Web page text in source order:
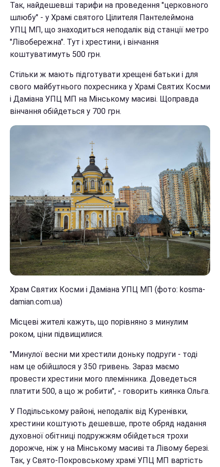
Так, найдешевші тарифи на проведення "церковного
шлюбу" - у Храмі святого Цілителя Пантелеймона
УПЦ МП, що знаходиться неподалік від станції метро
"Лівобережна". Тут і хрестини, і вінчання
коштуватимуть 500 грн.
Стільки ж мають підготувати хрещені батьки і для
свого майбутнього похресника у Храмі Святих Косми
і Даміана УПЦ МП на Мінському масиві. Щоправда
вінчання обійдеться у 700 грн.
Храм Святих Косми і Даміана УПЦ МП (фото: kosma-
damian.com.ua)
Місцеві жителі кажуть, що порівняно з минулим
роком, ціни підвищилися.
"Минулої весни ми хрестили доньку подруги - тоді
нам це обійшлося у 350 гривень. Зараз маємо
провести хрестини мого племінника. Доведеться
платити 500, а що ж робити", - говорить киянка Ольга.
У Подільському районі, неподалік від Куренівки,
хрестини коштують дешевше, проте обряд надання
духовної обітниці подружжям обійдеться трохи
дорожче, ніж у на Мінському масиві та Лівому березі.
Так, у Свято-Покровському храмі УПЦ МП вартість